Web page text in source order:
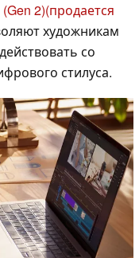
2)(продается
художникам
со
стилуса.